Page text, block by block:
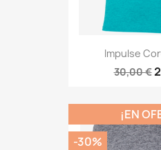
Impulse
30,00 €
¡EN
-30%